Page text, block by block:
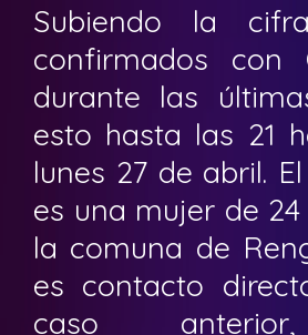
Subiendo la
confirmados con
durante las
esto hasta las 21
lunes 27 de abril.
es una mujer de
la comuna de
es contacto
caso